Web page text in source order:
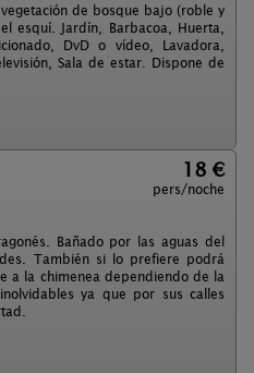
de bosque bajo (roble y
esquí. Jardín, Barbacoa, Huerta,
DvD o vídeo, Lavadora,
Sala de estar. Dispone de
18 €
pers/noche
Bañado por las aguas del
También si lo prefiere podrá
a la chimenea dependiendo de la
ya que por sus calles